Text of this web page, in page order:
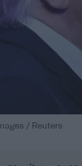
/ Reuters